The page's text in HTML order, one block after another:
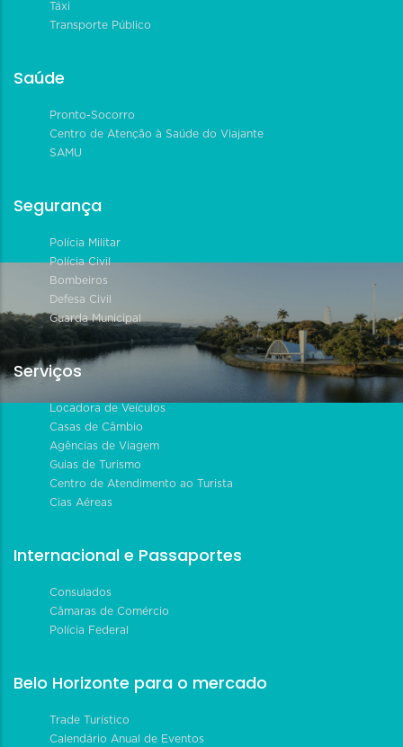
Táxi
Transporte Público
Saúde
Pronto-Socorro
Centro de Atenção à Saúde do Viajante
SAMU
Segurança
Polícia Militar
Polícia Civil
Bombeiros
Defesa Civil
Guarda Municipal
Serviços
Locadora de Veículos
Casas de Câmbio
Agências de Viagem
Guias de Turismo
Centro de Atendimento ao Turista
Cias Aéreas
Internacional e Passaportes
Consulados
Câmaras de Comércio
Polícia Federal
Belo Horizonte para o mercado
Trade Turístico
Calendário Anual de Eventos